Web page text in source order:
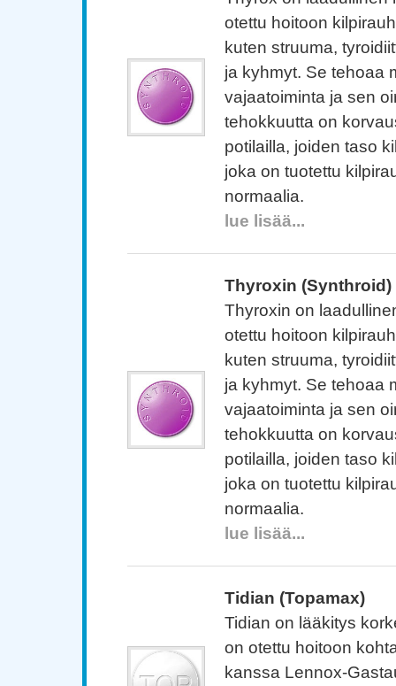
otettu hoitoon
kuten struuma,
ja kyhmyt. Se tehoaa
vajaatoiminta ja sen
tehokkuutta on
potilailla, joiden taso
joka on tuotettu
normaalia.
lue lisää...
Thyroxin (Synthroid)
Thyroxin on
otettu hoitoon
kuten struuma,
ja kyhmyt. Se tehoaa
vajaatoiminta ja sen
tehokkuutta on
potilailla, joiden taso
joka on tuotettu
normaalia.
lue lisää...
Tidian (Topamax)
Tidian on lääkitys
on otettu hoitoon
kanssa Lennox-